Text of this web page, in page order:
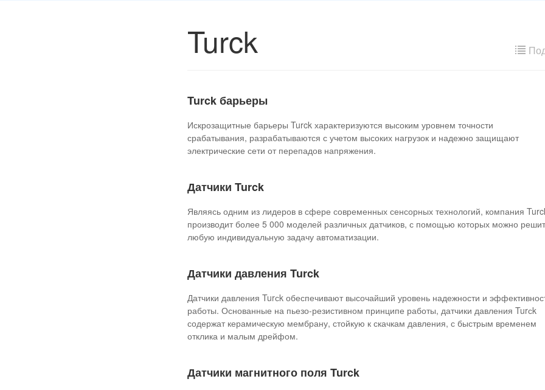
Turck
Turck барьеры
Искрозащитные барьеры Turck характеризуются высоким уровнем точности
срабатывания, разрабатываются с учетом высоких нагрузок и надежно защищают
электрические сети от перепадов напряжения.
Датчики Turck
Являясь одним из лидеров в сфере современных сенсорных технологий, компания
производит более 5 000 моделей различных датчиков, с помощью которых можно
любую индивидуальную задачу автоматизации.
Датчики давления Turck
Датчики давления Turсk обеспечивают высочайший уровень надежности и
работы. Основанные на пьезо-резистивном принципе работы, датчики давления Turсk
содержат керамическую мембрану, стойкую к скачкам давления, с быстрым временем
отклика и малым дрейфом.
Датчики магнитного поля Turck